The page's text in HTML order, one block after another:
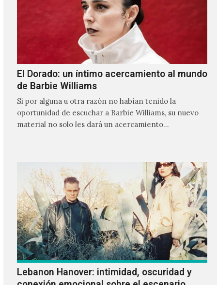
El Dorado: un íntimo acercamiento al mundo
de Barbie Williams
Si por alguna u otra razón no habían tenido la
oportunidad de escuchar a Barbie Williams, su nuevo
material no solo les dará un acercamiento…
Lebanon Hanover: intimidad, oscuridad y